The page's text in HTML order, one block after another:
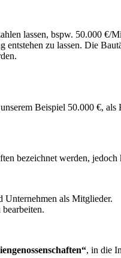
lassen, bspw. 50.000 €/
zu lassen. Die
Beispiel 50.000 €,
bezeichnet werden, jedoch
Unternehmen als Mitglieder.
, in die